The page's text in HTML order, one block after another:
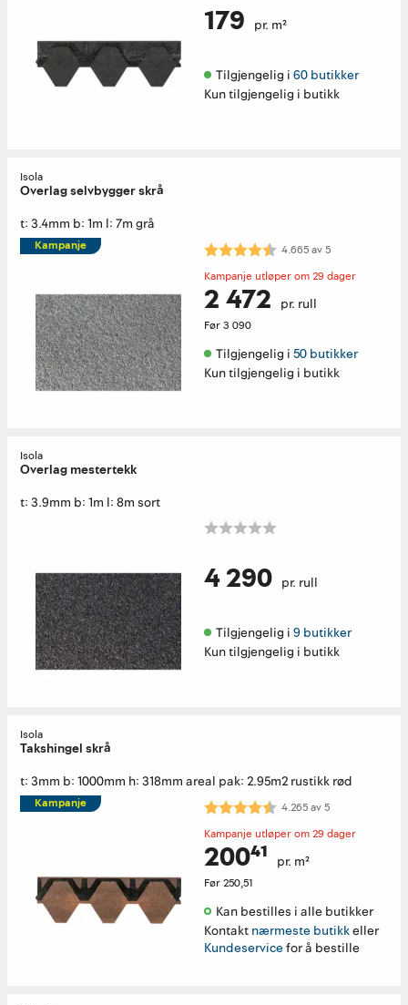
179 pr. m²
Tilgjengelig i 60 butikker
Kun tilgjengelig i butikk
Isola
Overlag selvbygger skrå
t: 3.4mm b: 1m l: 7m grå
Kampanje Karakter: 4.7 av 5 mulige
4.665av5
Kampanje utløper om 29 dager
2 472 pr. rull
Før3 090
Tilgjengelig i 50 butikker
Kun tilgjengelig i butikk
Isola
Overlag mestertekk
t: 3.9mm b: 1m l: 8m sort
4 290 pr. rull
Tilgjengelig i 9 butikker
Kun tilgjengelig i butikk
Isola
Takshingel skrå
t: 3mm b: 1000mm h: 318mm areal pak: 2.95m2 rustikk rød
Kampanje Karakter: 4.3 av 5 mulige
4.265av5
Kampanje utløper om 29 dager
200⁴¹ pr. m²
Før250,51
Kan bestilles i alle butikker
Kontakt nærmeste butikkeller
Kundeservicefor å bestille